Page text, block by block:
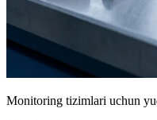
Monitoring tizimlari uchun